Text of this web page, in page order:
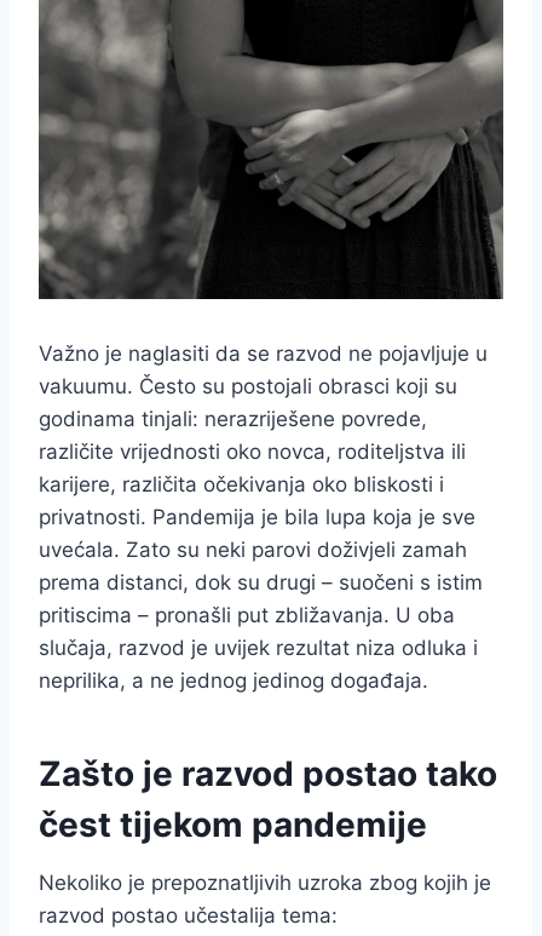
Važno je naglasiti da se razvod ne pojavljuje u
vakuumu. Često su postojali obrasci koji su
godinama tinjali: nerazriješene povrede,
različite vrijednosti oko novca, roditeljstva ili
karijere, različita očekivanja oko bliskosti i
privatnosti. Pandemija je bila lupa koja je sve
uvećala. Zato su neki parovi doživjeli zamah
prema distanci, dok su drugi – suočeni s istim
pritiscima – pronašli put zbližavanja. U oba
slučaja, razvod je uvijek rezultat niza odluka i
neprilika, a ne jednog jedinog događaja.
Zašto je razvod postao tako
čest tijekom pandemije
Nekoliko je prepoznatljivih uzroka zbog kojih je
razvod postao učestalija tema: